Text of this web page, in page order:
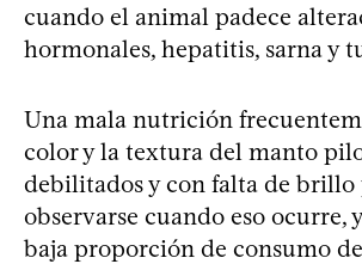
cuando el animal padece
hormonales, hepatitis, sarna y
Una mala nutrición
color y la textura del manto
debilitados y con falta de brillo
observarse cuando eso ocurre,
baja proporción de consumo